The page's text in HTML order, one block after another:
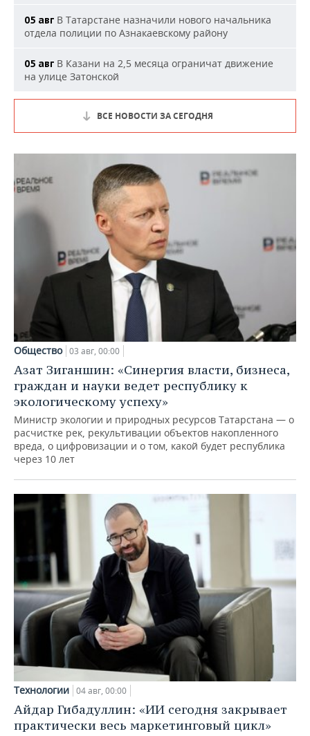
05 авг В Татарстане назначили нового начальника
отдела полиции по Азнакаевскому району
05 авг В Казани на 2,5 месяца ограничат движение
на улице Затонской
ВСЕ НОВОСТИ ЗА СЕГОДНЯ
Общество 03 авг, 00:00
Азат Зиганшин: «Синергия власти, бизнеса,
граждан и науки ведет республику к
экологическому успеху»
Министр экологии и природных ресурсов Татарстана — о
расчистке рек, рекультивации объектов накопленного
вреда, о цифровизации и о том, какой будет республика
через 10 лет
Технологии 04 авг, 00:00
Айдар Гибадуллин: «ИИ сегодня закрывает
практически весь маркетинговый цикл»